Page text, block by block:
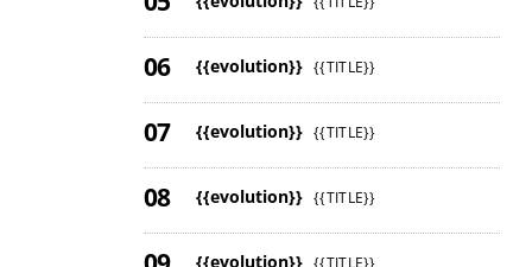
{{evolution}} {{TITLE}}
{{evolution}} {{TITLE}}
{{evolution}} {{TITLE}}
{{evolution}} {{TITLE}}